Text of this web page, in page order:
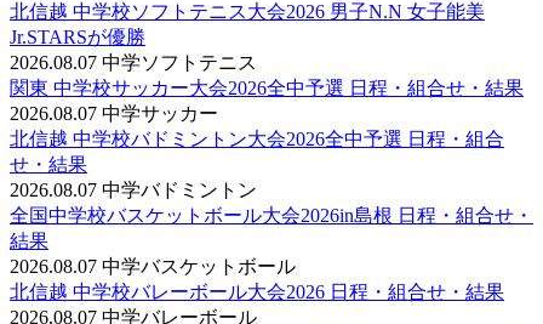
北信越 中学校ソフトテニス大会2026 男子N.N 女子能美
Jr.STARSが優勝
2026.08.07 中学ソフトテニス
関東 中学校サッカー大会2026全中予選 日程・組合せ・結果
2026.08.07 中学サッカー
北信越 中学校バドミントン大会2026全中予選 日程・組合
せ・結果
2026.08.07 中学バドミントン
全国中学校バスケットボール大会2026in島根 日程・組合せ・
結果
2026.08.07 中学バスケットボール
北信越 中学校バレーボール大会2026 日程・組合せ・結果
2026.08.07 中学バレーボール